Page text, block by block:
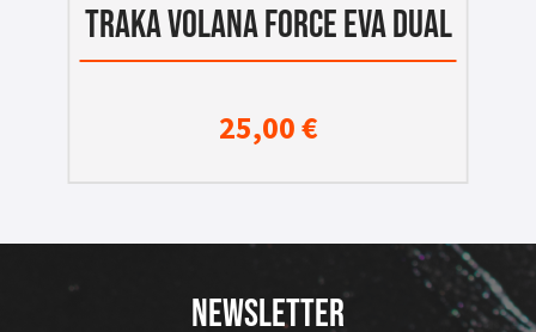
TRAKA VOLANA FORCE EVA DUAL
25,00€
NEWSLETTER